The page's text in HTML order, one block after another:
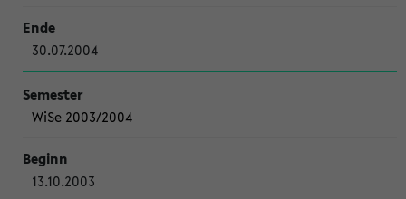
30.07.2004
WiSe 2003/2004
13.10.2003